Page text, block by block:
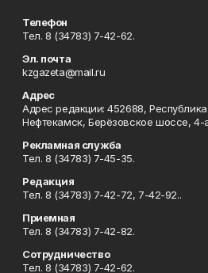
Телефон
Тел. 8 (34783) 7-42-62.
Эл. почта
kzgazeta@mail.ru
Адрес
Адрес редакции: 452688,
Нефтекамск, Берёзовское шоссе, 4-
Рекламная служба
Тел. 8 (34783) 7-45-35.
Редакция
Тел. 8 (34783) 7-42-72, 7-42-92..
Приемная
Тел. 8 (34783) 7-42-82.
Сотрудничество
Тел. 8 (34783) 7-42-62.